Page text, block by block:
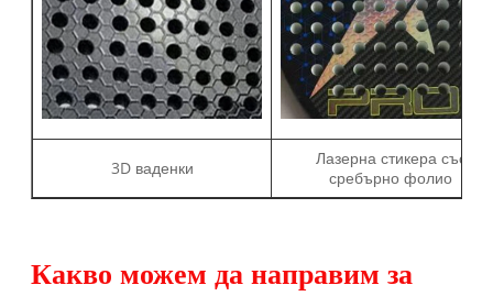
3D ваденки
Лазерна стикера със
сребърно фолио
Какво можем да направим за